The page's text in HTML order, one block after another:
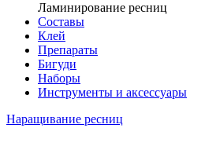
Ламинирование ресниц
Составы
Клей
Препараты
Бигуди
Наборы
Инструменты и аксессуары
Наращивание ресниц